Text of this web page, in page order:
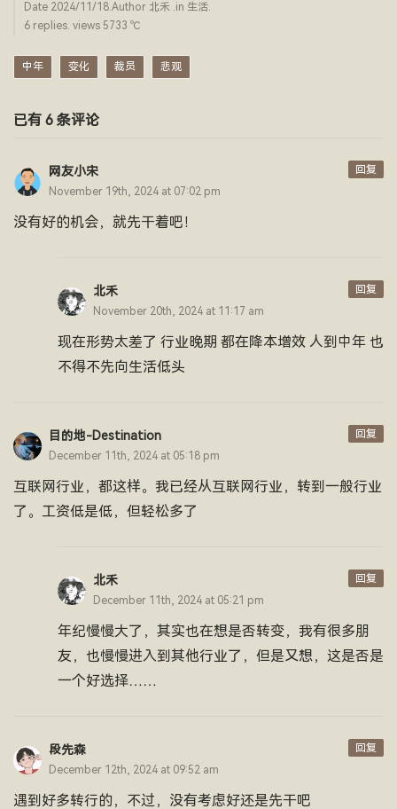
Date 2024/11/18.Author 北禾 .in 生活.
6 replies. views 5733 ­℃
中年 变化 裁员 悲观
已有 6 条评论
网友小宋
November 19th, 2024 at 07:02 pm
没有好的机会，就先干着吧！
回复
北禾
November 20th, 2024 at 11:17 am
现在形势太差了 行业晚期 都在降本增效 人到中年 也
不得不先向生活低头
回复
目的地-Destination
December 11th, 2024 at 05:18 pm
互联网行业，都这样。我已经从互联网行业，转到一般行业
了。工资低是低，但轻松多了
回复
北禾
December 11th, 2024 at 05:21 pm
年纪慢慢大了，其实也在想是否转变，我有很多朋
友，也慢慢进入到其他行业了，但是又想，这是否是
一个好选择……
回复
段先森
December 12th, 2024 at 09:52 am
遇到好多转行的，不过，没有考虑好还是先干吧
回复